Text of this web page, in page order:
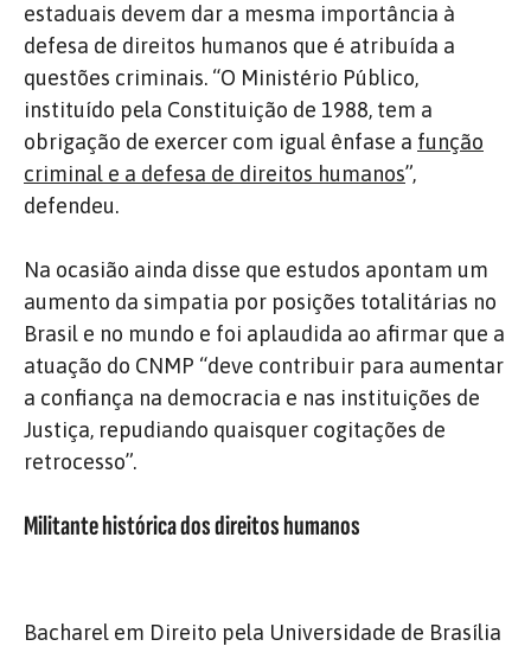
estaduais devem dar a mesma importância à
defesa de direitos humanos que é atribuída a
questões criminais. “O Ministério Público,
instituído pela Constituição de 1988, tem a
obrigação de exercer com igual ênfase a função
criminal e a defesa de direitos humanos”,
defendeu.
Na ocasião ainda disse que estudos apontam um
aumento da simpatia por posições totalitárias no
Brasil e no mundo e foi aplaudida ao afirmar que a
atuação do CNMP “deve contribuir para aumentar
a confiança na democracia e nas instituições de
Justiça, repudiando quaisquer cogitações de
retrocesso”.
Militante histórica dos direitos humanos
Bacharel em Direito pela Universidade de Brasília